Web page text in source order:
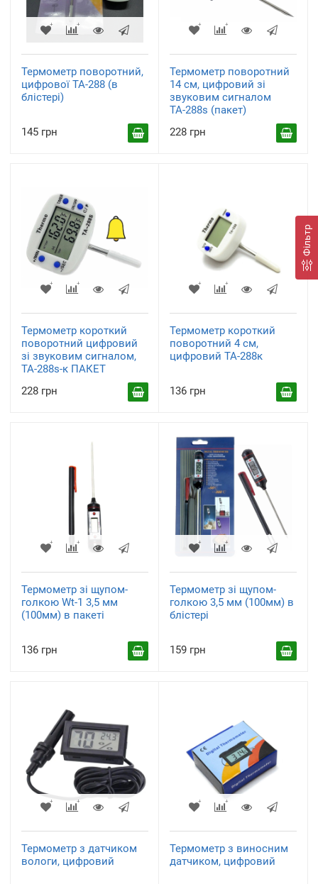
Фільтр
Термометр поворотний,
цифрової ТА-288 (в
блістері)
145 грн
Термометр поворотний
14 см, цифровий зі
звуковим сигналом
ТА-288s (пакет)
228 грн
Термометр короткий
поворотний цифровий
зі звуковим сигналом,
ТА-288s-к ПАКЕТ
228 грн
Термометр короткий
поворотний 4 см,
цифровий ТА-288к
136 грн
Термометр зі щупом-
голкою Wt-1 3,5 мм
(100мм) в пакеті
136 грн
Термометр зі щупом-
голкою 3,5 мм (100мм) в
блістері
159 грн
Термометр з датчиком
вологи, цифровий
Термометр з виносним
датчиком, цифровий